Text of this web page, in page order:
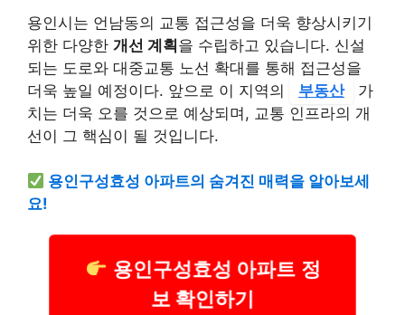
용인시는 언남동의 교통 접근성을 더욱 향상시키기
위한 다양한 개선 계획을 수립하고 있습니다. 신설
되는 도로와 대중교통 노선 확대를 통해 접근성을
더욱 높일 예정이다. 앞으로 이 지역의
부동산
가
치는 더욱 오를 것으로 예상되며, 교통 인프라의 개
선이 그 핵심이 될 것입니다.
용인구성효성 아파트의 숨겨진 매력을 알아보세
요!
용인구성효성 아파트 정
보 확인하기